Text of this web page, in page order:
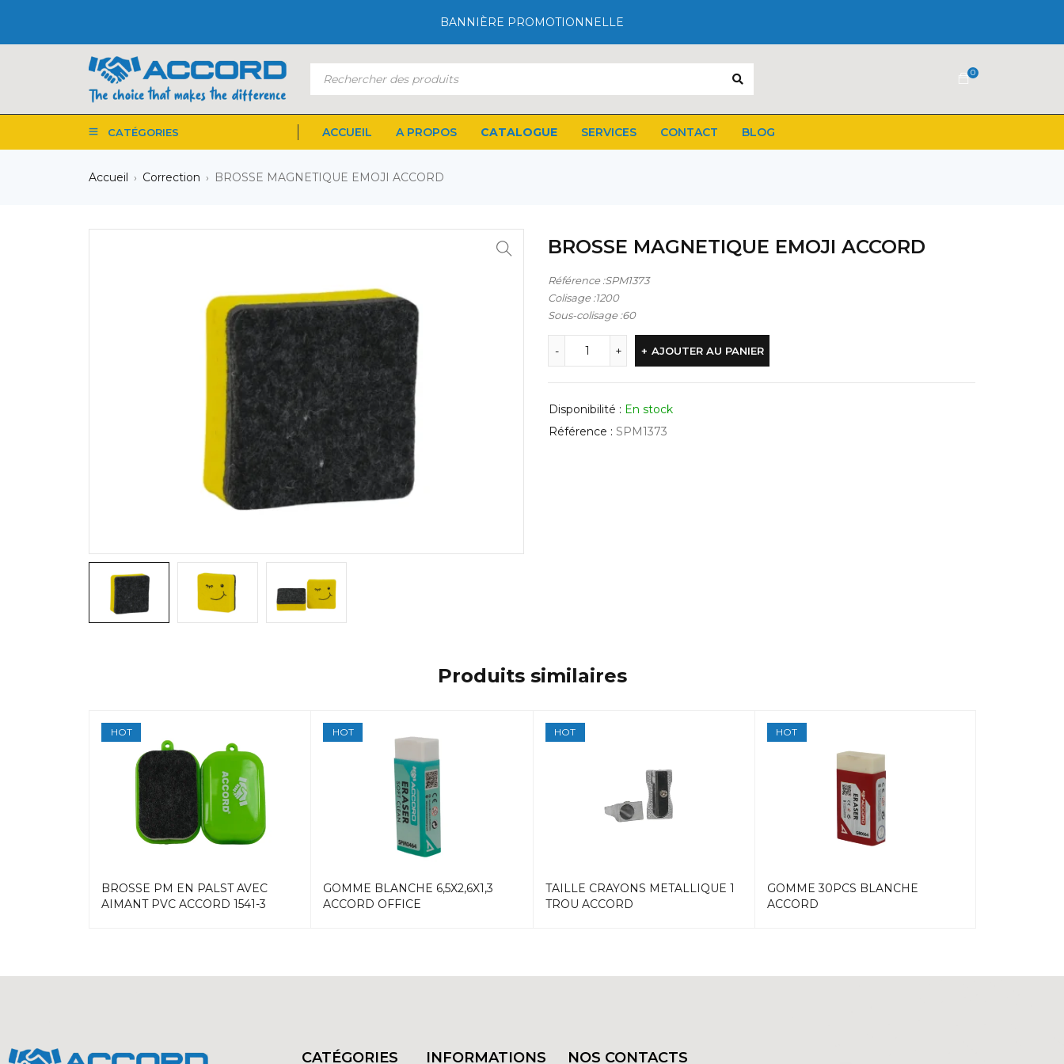
BANNIÈRE PROMOTIONNELLE
0
CATÉGORIES ACCUEIL A PROPOS CATALOGUE SERVICES CONTACT BLOG
Accueil › Correction › BROSSE MAGNETIQUE EMOJI ACCORD
BROSSE MAGNETIQUE EMOJI ACCORD
Référence :SPM1373
Colisage :1200
Sous-colisage :60
AJOUTER AU PANIER
Disponibilité : En stock
Référence : SPM1373
Produits similaires
HOT
BROSSE PM EN PALST AVEC
AIMANT PVC ACCORD 1541-3
HOT
GOMME BLANCHE 6,5X2,6X1,3
ACCORD OFFICE
HOT
TAILLE CRAYONS METALLIQUE 1
TROU ACCORD
HOT
GOMME 30PCS BLANCHE
ACCORD
CATÉGORIES INFORMATIONS NOS CONTACTS